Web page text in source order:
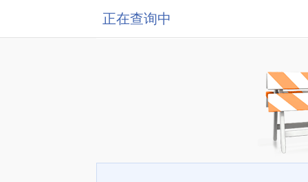
正在查询中